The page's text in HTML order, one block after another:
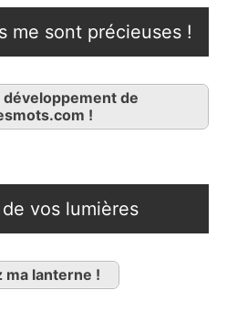
me sont précieuses !
développement de
!
de vos lumières
ma lanterne !